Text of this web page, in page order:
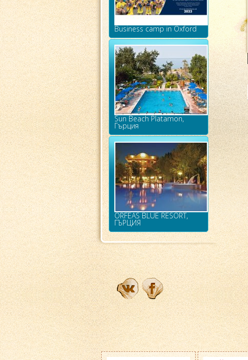
Business camp in Oxford
Sun Beach Platamon,
Гърция
ORFEAS BLUE RESORT,
ГЪРЦИЯ